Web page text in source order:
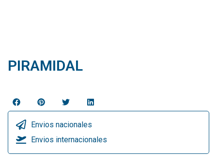
PIRAMIDAL
Envios nacionales
Envios internacionales